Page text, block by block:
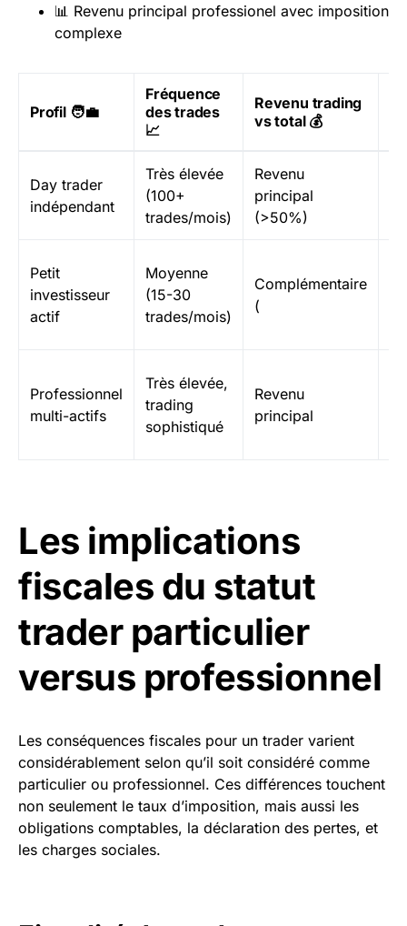
📊 Revenu principal professionel avec imposition
complexe
Profil 🧑‍💼
Fréquence
des trades
📈
Revenu trading
vs total 💰
Day trader
indépendant
Très élevée
(100+
trades/mois)
Revenu
principal
(>50%)
Petit
investisseur
actif
Moyenne
(15-30
trades/mois)
Complémentaire
(
Professionnel
multi-actifs
Très élevée,
trading
sophistiqué
Revenu
principal
Les implications
fiscales du statut
trader particulier
versus professionnel
Les conséquences fiscales pour un trader varient
considérablement selon qu’il soit considéré comme
particulier ou professionnel. Ces différences touchent
non seulement le taux d’imposition, mais aussi les
obligations comptables, la déclaration des pertes, et
les charges sociales.